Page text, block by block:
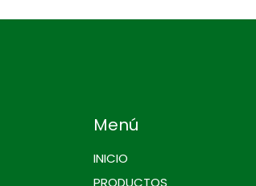
Menú
INICIO
PRODUCTOS